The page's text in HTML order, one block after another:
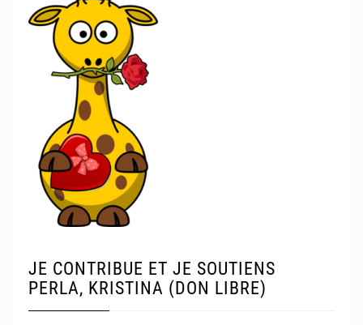
JE CONTRIBUE ET JE SOUTIENS
PERLA, KRISTINA (DON LIBRE)